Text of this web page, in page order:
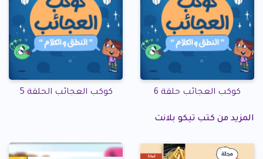
كوكب العجائب حلقة 6 كوكب العجائب الحلقة 5
المزيد من كتب تيكو بلانت